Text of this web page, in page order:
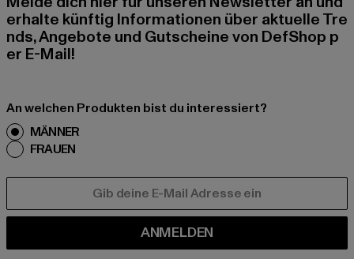
erhalte künftig Informationen über aktuelle Tre
nds, Angebote und Gutscheine von DefShop p
er E-Mail!
An welchen Produkten bist du interessiert?
MÄNNER
FRAUEN
ANMELDEN